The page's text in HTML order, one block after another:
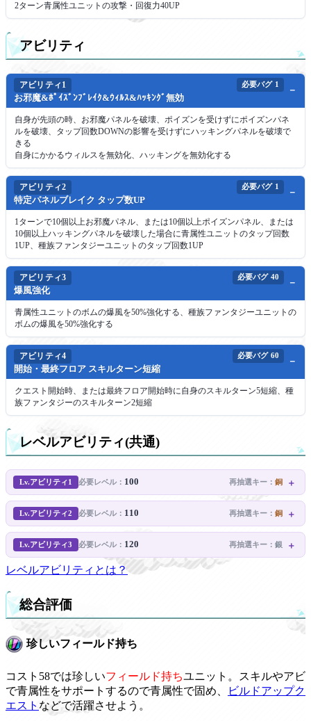
2ターン青属性ユニットの攻撃・回復力40UP
アビリティ
アビリティ1 必要バグ 1
お邪魔&ﾎﾟｲｽﾞﾝﾌﾞﾚｲｸ&ｳｨﾙｽ&ﾊｯｷﾝｸﾞ無効
自身が先頭の時、お邪魔パネルを破壊、ポイズンを受けずにポイズンパネ
ルを破壊、タップ回数DOWNの影響を受けずにハッキングパネルを破壊で
きる
自身にかかるウィルスを無効化、ハッキングを無効化する
アビリティ2 必要バグ 1
特定パネルブレイク タップ数UP
1ターンで10個以上お邪魔パネル、または10個以上ポイズンパネル、または
10個以上ハッキングパネルを破壊した場合に青属性ユニットのタップ回数
1UP、種族ファンタジーユニットのタップ回数1UP
アビリティ3 必要バグ 40
爆風強化
青属性ユニットのボムの爆風を50%強化する、種族ファンタジーユニットの
ボムの爆風を50%強化する
アビリティ4 必要バグ 60
開始・最終フロア スキルターン短縮
クエスト開始時、または最終フロア開始時に自身のスキルターン5短縮、種
族ファンタジーのスキルターン2短縮
レベルアビリティ(共通)
Lv.アビリティ1 必要レベル： 100 再抽選キー： 銅
Lv.アビリティ2 必要レベル： 110 再抽選キー： 銅
Lv.アビリティ3 必要レベル： 120 再抽選キー： 銀
レベルアビリティとは？
総合評価
珍しいフィールド持ち
コスト58では珍しいフィールド持ちユニット。スキルやアビ
で青属性をサポートするので青属性で固め、
ビルドアップク
エスト などで活躍させよう。